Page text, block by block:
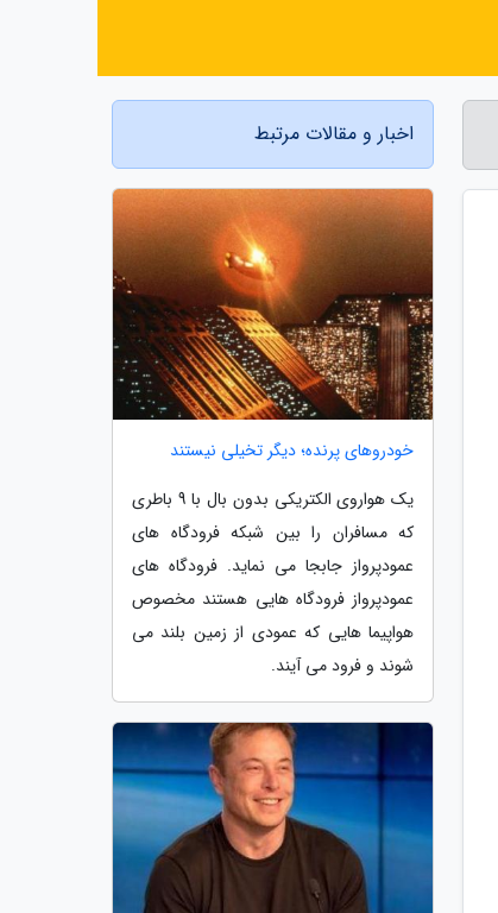
اخبار و مقالات مرتبط
خودروهای پرنده؛ دیگر تخیلی نیستند
یک هواروی الکتریکی بدون بال با 9 باطری
که مسافران را بین شبکه فرودگاه های
عمودپرواز جابجا می نماید. فرودگاه های
عمودپرواز فرودگاه هایی هستند مخصوص
هواپیما هایی که عمودی از زمین بلند می
شوند و فرود می آیند.